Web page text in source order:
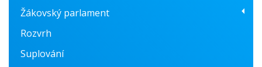
Žákovský parlament
O nás
Fotogalerie
Rozvrh
Suplování